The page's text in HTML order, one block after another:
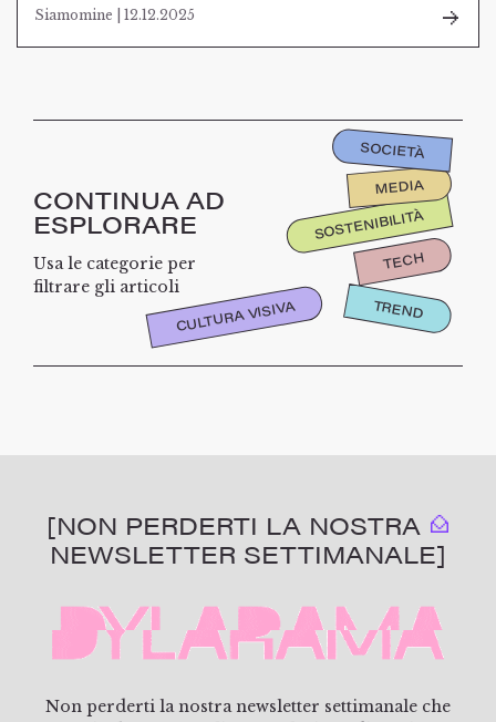
Siamomine | 12.12.2025
CONTINUA AD
ESPLORARE
Usa le categorie per
filtrare gli articoli
SOSTENIBILITÀ
TECH
MEDIA
CULTURA VISIVA
SOCIETÀ
TREND
[NON PERDERTI LA NOSTRA
NEWSLETTER SETTIMANALE]
Non perderti la nostra newsletter settimanale che